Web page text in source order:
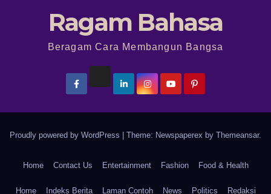
Ragam Bahasa
Beragam Cara Membangun Bangsa
Proudly powered by WordPress Theme: Newspaperex by Themeansar.
Home Contact Us Entertainment Fashion Food & Health
Home Indeks Berita Laman Contoh News Politics Redaksi